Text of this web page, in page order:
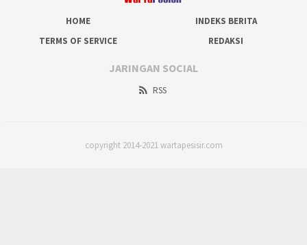
HOME
INDEKS BERITA
TERMS OF SERVICE
REDAKSI
JARINGAN SOCIAL
RSS
copyright 2014-2021 wartapesisir.com